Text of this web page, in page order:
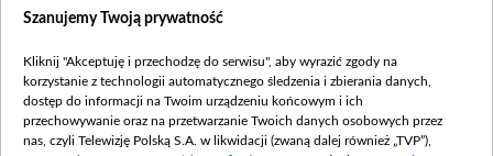
Dostępność
Procedura zgłoszeń wewnętrznych
Szanujemy Twoją prywatność
Kliknij "Akceptuję i przechodzę do serwisu", aby wyrazić zgody na
korzystanie z technologii automatycznego śledzenia i zbierania danych,
dostęp do informacji na Twoim urządzeniu końcowym i ich
przechowywanie oraz na przetwarzanie Twoich danych osobowych przez
nas, czyli Telewizję Polską S.A. w likwidacji (zwaną dalej również „TVP”),